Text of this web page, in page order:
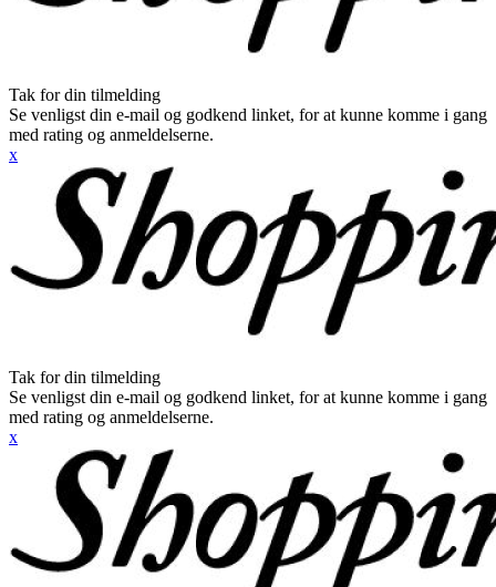
Tak for din tilmelding
Se venligst din e-mail og godkend linket, for at kunne komme i gang
med rating og anmeldelserne.
x
Tak for din tilmelding
Se venligst din e-mail og godkend linket, for at kunne komme i gang
med rating og anmeldelserne.
x